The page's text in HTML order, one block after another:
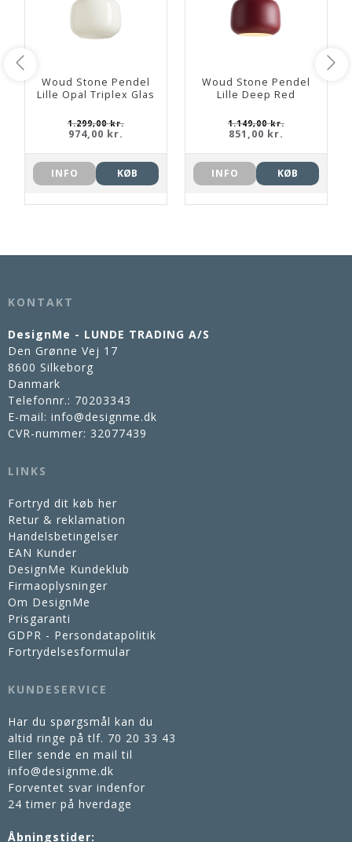
Woud Stone Pendel
Lille Opal Triplex Glas
1.299,00 kr.
974,00 kr.
INFO KØB
Woud Stone Pendel
Lille Deep Red
1.149,00 kr.
851,00 kr.
INFO KØB
KONTAKT
DesignMe - LUNDE TRADING A/S
Den Grønne Vej 17
8600 Silkeborg
Danmark
Telefonnr.: 70203343
E-mail: info@designme.dk
CVR-nummer: 32077439
LINKS
Fortryd dit køb her
Retur & reklamation
Handelsbetingelser
EAN Kunder
DesignMe Kundeklub
Firmaoplysninger
Om DesignMe
Prisgaranti
GDPR - Persondatapolitik
Fortrydelsesformular
KUNDESERVICE
Har du spørgsmål kan du
altid ringe på tlf. 70 20 33 43
Eller sende en mail til
info@designme.dk
Forventet svar indenfor
24 timer på hverdage
Åbningstider: